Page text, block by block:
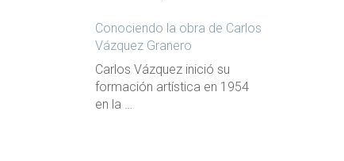
Conociendo la obra de Carlos
Vázquez Granero
Carlos Vázquez inició su
formación artística en 1954
en la …